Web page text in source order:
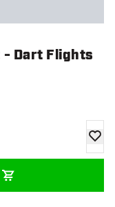
- Dart Flights
Zur